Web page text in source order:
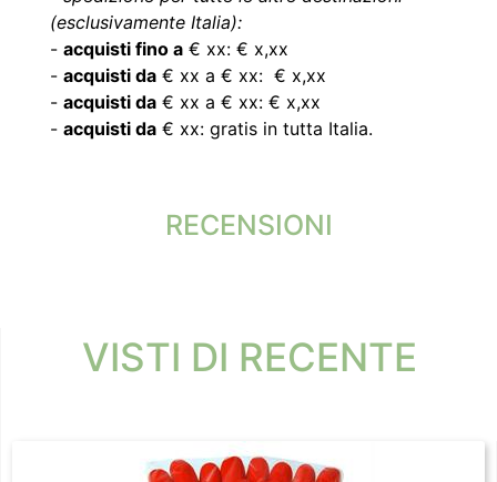
(esclusivamente Italia):
- acquisti fino a € xx: € x,xx
- acquisti da € xx a € xx: € x,xx
- acquisti da € xx a € xx: € x,xx
- acquisti da € xx: gratis in tutta Italia.
RECENSIONI
VISTI DI RECENTE